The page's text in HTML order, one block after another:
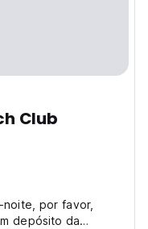
Club
por favor,
depósito da